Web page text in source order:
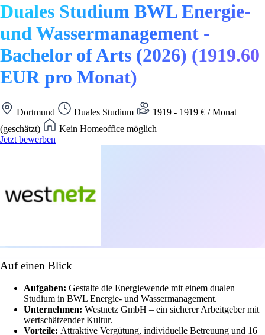
Duales Studium BWL Energie-
und Wassermanagement -
Bachelor of Arts (2026) (1919.60
EUR pro Monat)
Dortmund Duales Studium
1919 - 1919 € / Monat
(geschätzt)
Kein Homeoffice möglich
Jetzt bewerben
Auf einen Blick
Aufgaben: Gestalte die Energiewende mit einem dualen
Studium in BWL Energie- und Wassermanagement.
Unternehmen: Westnetz GmbH – ein sicherer Arbeitgeber mit
wertschätzender Kultur.
Vorteile: Attraktive Vergütung, individuelle Betreuung und 16